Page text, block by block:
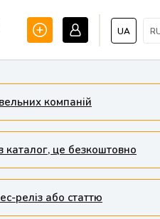
UA
компаній
це безкоштовно
реліз або статтю